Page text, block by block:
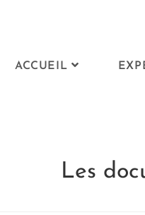
ACCUEIL
Les